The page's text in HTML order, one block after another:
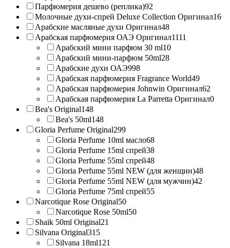
Парфюмерия дешево (реплика)92
Молочные духи-спрей Deluxe Collection Оригинал16
Арабские масляные духи Оригинал48
Арабская парфюмерия ОАЭ Оригинал1111
Арабский мини парфюм 30 ml10
Арабский мини-парфюм 50ml28
Арабские духи ОАЭ998
Арабская парфюмерия Fragrance World49
Арабская парфюмерия Johnwin Оригинал62
Арабская парфюмерия La Parretta Оригинал0
Bea's Original148
Bea's 50ml148
Gloria Perfume Original299
Gloria Perfume 10ml масло68
Gloria Perfume 15ml спрей38
Gloria Perfume 55ml спрей48
Gloria Perfume 55ml NEW (для женщин)48
Gloria Perfume 55ml NEW (для мужчин)42
Gloria Perfume 75ml спрей55
Narcotique Rose Original50
Narcotique Rose 50ml50
Shaik 50ml Original21
Silvana Original315
Silvana 18ml121